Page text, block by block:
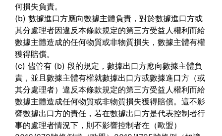
何損失負責。
(b) 數據進口方應向數據主體負責，對於數據進口方或
其分處理者因違反本條款規定的第三方受益人權利而給
數據主體造成的任何物質或非物質損失，數據主體有權
獲得賠償。
(c) 儘管有 (b) 段的規定，數據出口方應向數據主體負
責，並且數據主體有權就數據出口方或數據進口方（或
其分處理者）違反本條款規定的第三方受益人權利而給
數據主體造成任何物質或非物質損失獲得賠償。這不影
響數據出口方的責任，若在數據出口方是代表控制者行
事的處理者情況下，則不影響控制者在（歐盟）